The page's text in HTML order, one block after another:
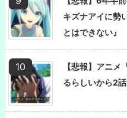
キズナアイに勢
とはできない』
【悲報】アニ
るらしいから2